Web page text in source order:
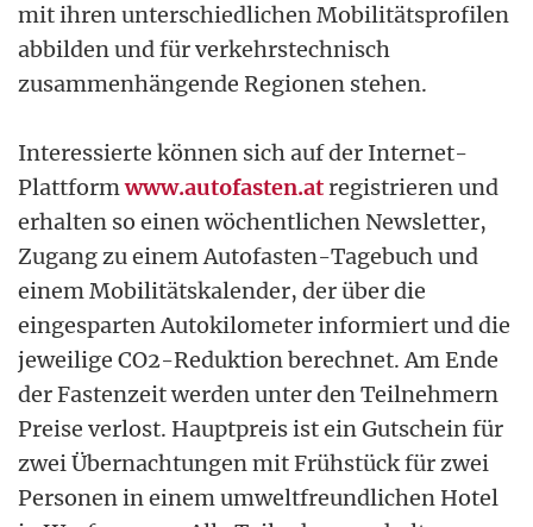
mit ihren unterschiedlichen Mobilitätsprofilen
abbilden und für verkehrstechnisch
zusammenhängende Regionen stehen.
Interessierte können sich auf der Internet-
Plattformwww.autofasten.atregistrieren und
erhalten so einen wöchentlichen Newsletter,
Zugang zu einem Autofasten-Tagebuch und
einem Mobilitätskalender, der über die
eingesparten Autokilometer informiert und die
jeweilige CO2-Reduktion berechnet. Am Ende
der Fastenzeit werden unter den Teilnehmern
Preise verlost. Hauptpreis ist ein Gutschein für
zwei Übernachtungen mit Frühstück für zwei
Personen in einem umweltfreundlichen Hotel